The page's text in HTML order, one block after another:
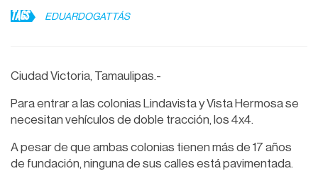
TAGS EDUARDOGATTÁS
Ciudad Victoria, Tamaulipas.-
Para entrar a las colonias Lindavista y Vista Hermosa se
necesitan vehículos de doble tracción, los 4x4.
A pesar de que ambas colonias tienen más de 17 años
de fundación, ninguna de sus calles está pavimentada.